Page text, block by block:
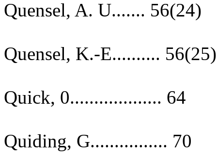
Quensel, A. U....... 56(24)
Quensel, K.-E.......... 56(25)
Quick, 0................... 64
Quiding, G................ 70